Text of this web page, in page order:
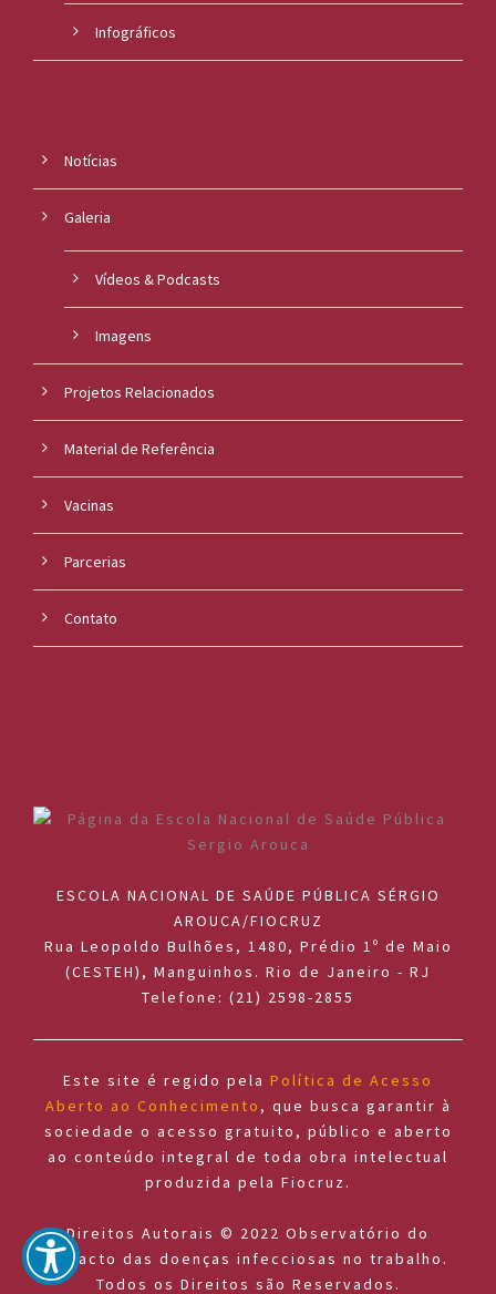
Infográficos
Notícias
Galeria
Vídeos & Podcasts
Imagens
Projetos Relacionados
Material de Referência
Vacinas
Parcerias
Contato
ESCOLA NACIONAL DE SAÚDE PÚBLICA SÉRGIO
AROUCA/FIOCRUZ
Rua Leopoldo Bulhões, 1480, Prédio 1º de Maio
(CESTEH), Manguinhos. Rio de Janeiro - RJ
Telefone: (21) 2598-2855
Este site é regido pela Política de Acesso
Aberto ao Conhecimento , que busca garantir à
sociedade o acesso gratuito, público e aberto
ao conteúdo integral de toda obra intelectual
produzida pela Fiocruz.
Direitos Autorais © 2022 Observatório do
impacto das doenças infecciosas no trabalho.
Todos os Direitos são Reservados.